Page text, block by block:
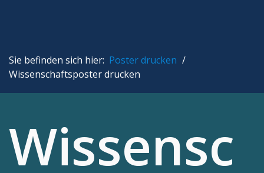
DIN A2
Expressservice
Ratgeber
Sie befinden sich hier: Poster drucken /
Wissenschaftsposter drucken
Wissensc